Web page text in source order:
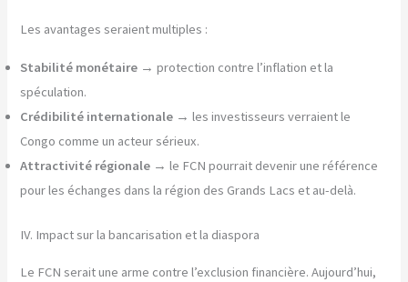
Les avantages seraient multiples :
Stabilité monétaire → protection contre l’inflation et la
spéculation.
Crédibilité internationale → les investisseurs verraient le
Congo comme un acteur sérieux.
Attractivité régionale → le FCN pourrait devenir une référence
pour les échanges dans la région des Grands Lacs et au-delà.
IV. Impact sur la bancarisation et la diaspora
Le FCN serait une arme contre l’exclusion financière. Aujourd’hui,